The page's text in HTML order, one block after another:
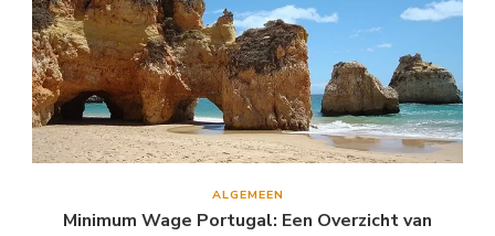
ALGEMEEN
Minimum Wage Portugal: Een Overzicht van